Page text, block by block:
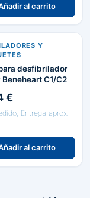
al carrito
Y
desfibrilador
C1/C2
€
Entrega aprox.
al carrito